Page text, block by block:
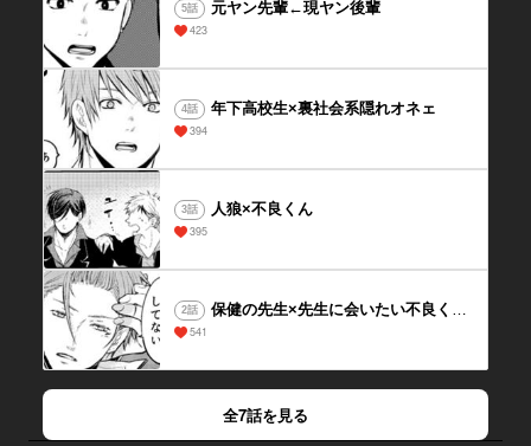
5話 元ヤン先輩←現ヤン後輩
423
4話 年下高校生×裏社会系隠れオネェ
394
3話 人狼×不良くん
395
2話 保健の先生×先生に会いたい不良くん②
541
全7話を見る